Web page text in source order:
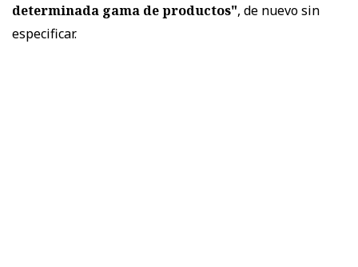
determinada gama de productos", de nuevo sin
especificar.